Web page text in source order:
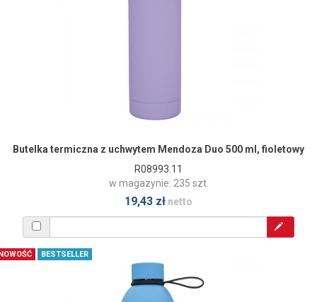
Butelka termiczna z uchwytem Mendoza Duo 500 ml, fioletowy
R08993.11
w magazynie: 235 szt.
19,43 zł netto
BESTSELLER